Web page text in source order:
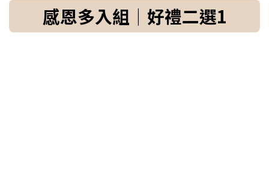
感恩多入組｜好禮二選1